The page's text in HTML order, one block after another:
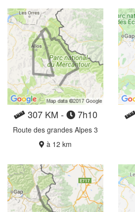
307 KM - 7h10
Route des grandes Alpes 3
à 12 km